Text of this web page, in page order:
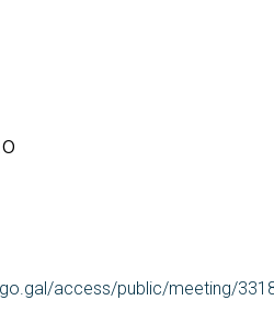
access/public/meeting/